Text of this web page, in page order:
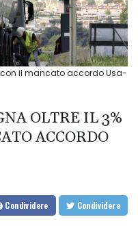
con il mancato accordo Usa-
OLTRE IL 3%
ACCORDO
Condividere Condividere